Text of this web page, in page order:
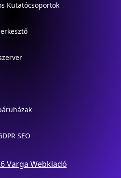
Kutatócsoportok
SEO
Varga Webkiadó